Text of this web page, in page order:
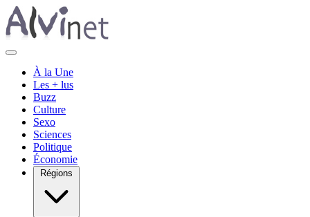
À la Une
Les + lus
Buzz
Culture
Sexo
Sciences
Politique
Économie
Régions